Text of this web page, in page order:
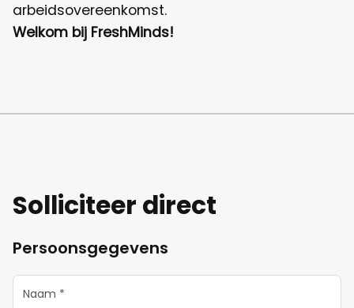
arbeidsovereenkomst.
Welkom bij FreshMinds!
Solliciteer direct
Persoonsgegevens